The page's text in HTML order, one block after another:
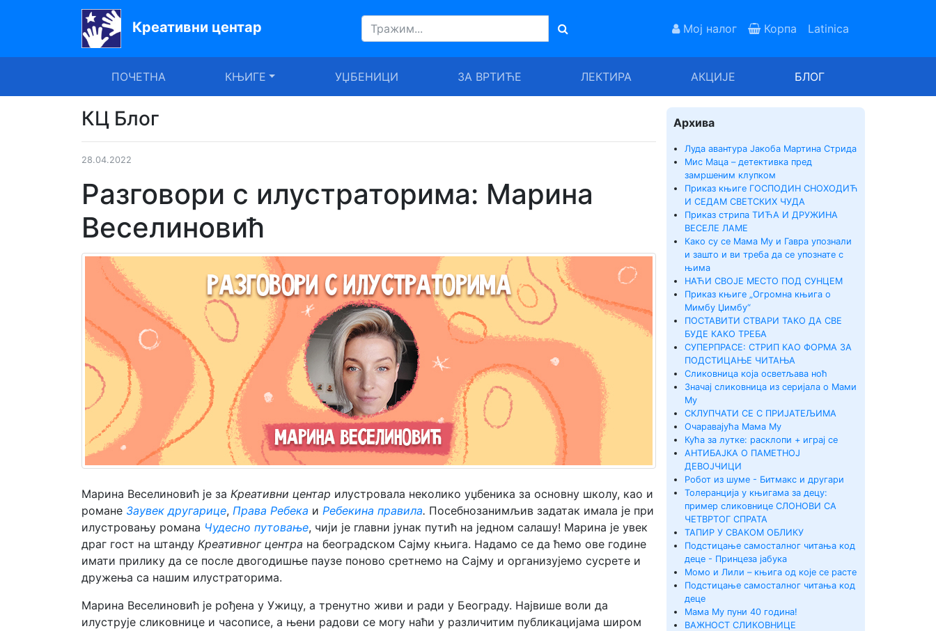
Креативни центар Мој налог Корпа Latinica
ПОЧЕТНА КЊИГЕ УЏБЕНИЦИ ЗА ВРТИЋЕ ЛЕКТИРА АКЦИЈЕ БЛОГ
Почетна
УџбенициКЦ Блог
28.04.2022
Разговори с илустраторима: Марина
Веселиновић
Mарина Веселиновић је за Креативни центар илустровала неколико уџбеника за основну школу, као и
романе Заувек другарице, Права Ребека и Ребекина правила. Посебнозанимљив задатак имала је при
илустровању романа Чудесно путовање, чији је главни јунак путић на једном салашу! Марина је увек
драг гост на штанду Креативног центра на београдском Сајму књига. Надамо се да ћемо ове године
имати прилику да се после двогодишње паузе поново сретнемо на Сајму и организујемо сусрете и
дружења са нашим илустраторима.
Марина Веселиновић је рођена у Ужицу, а тренутно живи и ради у Београду. Највише воли да
илуструје сликовнице и часописе, а њени радови се могу наћи у различитим публикацијама широм
Архива
Луда авантура Јакоба Мартина Стрида
Мис Маца – детективка пред
замршеним клупком
Приказ књиге ГОСПОДИН СНОХОДИЋ
И СЕДАМ СВЕТСКИХ ЧУДА
Приказ стрипа ТИЋА И ДРУЖИНА
ВЕСЕЛЕ ЛАМЕ
Како су се Мама Му и Гавра упознали
и зашто и ви треба да се упознате с
њима
НАЋИ СВОЈЕ МЕСТО ПОД СУНЦЕМ
Приказ књиге „Огромна књига о
Мимбу Џимбу“
ПОСТАВИТИ СТВАРИ ТАКО ДА СВЕ
БУДЕ КАКО ТРЕБА
СУПЕРПРАСЕ: СТРИП КАО ФОРМА ЗА
ПОДСТИЦАЊЕ ЧИТАЊА
Сликовница која осветљава ноћ
Значај сликовница из серијала о Мами
Му
СКЛУПЧАТИ СЕ С ПРИЈАТЕЉИМА
Очаравајућа Мама Му
Кућа за лутке: расклопи + играј се
АНТИБАЈКА О ПАМЕТНОЈ
ДЕВОЈЧИЦИ
Робот из шуме - Битмакс и другари
Толеранција у књигама за децу:
пример сликовнице СЛОНОВИ СА
ЧЕТВРТОГ СПРАТА
ТАПИР У СВАКОМ ОБЛИКУ
Подстицање самосталног читања код
деце - Принцеза јабука
Момо и Лили – књига од које се расте
Подстицање самосталног читања код
деце
Мама Му пуни 40 година!
ВАЖНОСТ СЛИКОВНИЦЕ